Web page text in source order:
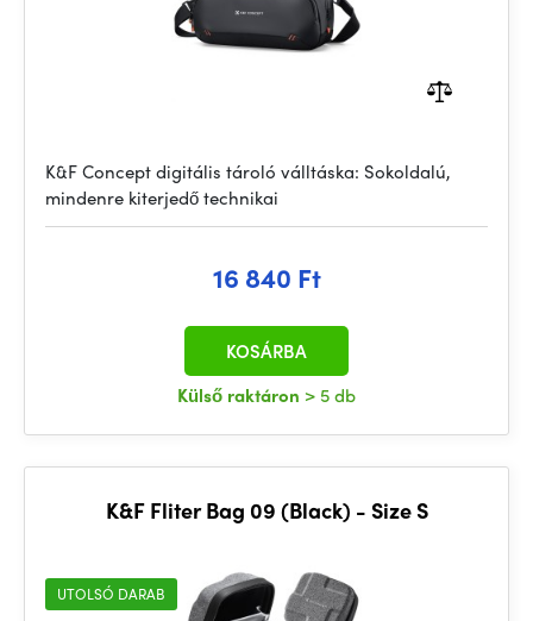
K&F Concept digitális tároló válltáska: Sokoldalú,
mindenre kiterjedő technikai
16 840 Ft
Külső raktáron > 5 db
KOSÁRBA
K&F Fliter Bag 09 (Black) - Size S
UTOLSÓ DARAB